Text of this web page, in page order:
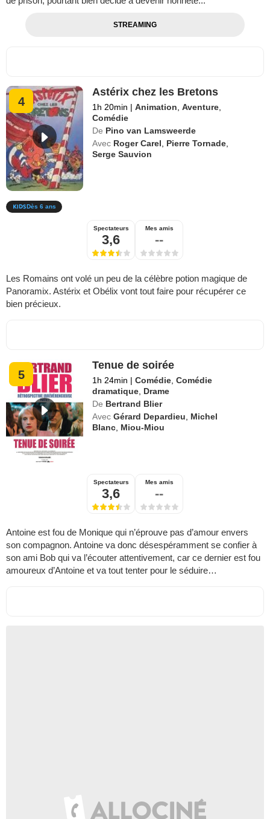
STREAMING
4
Astérix chez les Bretons
1h 20min | Animation ,Aventure
Comédie
De Pino van Lamsweerde
Avec Roger Carel Pierre Tornade
Serge Sauvion
Dès 6 ans
Spectateurs
3,6
Mes amis
--
Les Romains ont volé un peu de la célèbre potion magique de
Panoramix. Astérix et Obélix vont tout faire pour récupérer ce
bien précieux.
5
Tenue de soirée
1h 24min | Comédie ,Comédie
dramatique Drame
De Bertrand Blier
Avec Gérard Depardieu
Michel
Blanc Miou-Miou
Spectateurs
3,6
Mes amis
--
Antoine est fou de Monique qui n’éprouve pas d’amour envers
son compagnon. Antoine va donc désespéramment se confier à
son ami Bob qui va l’écouter attentivement, car ce dernier est fou
amoureux d’Antoine et va tout tenter pour le séduire…